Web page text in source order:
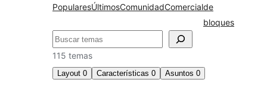
PopularesÚltimosComunidadComercialde
bloques
Buscar
115 temas
Layout 0 Características 0 Asuntos 0